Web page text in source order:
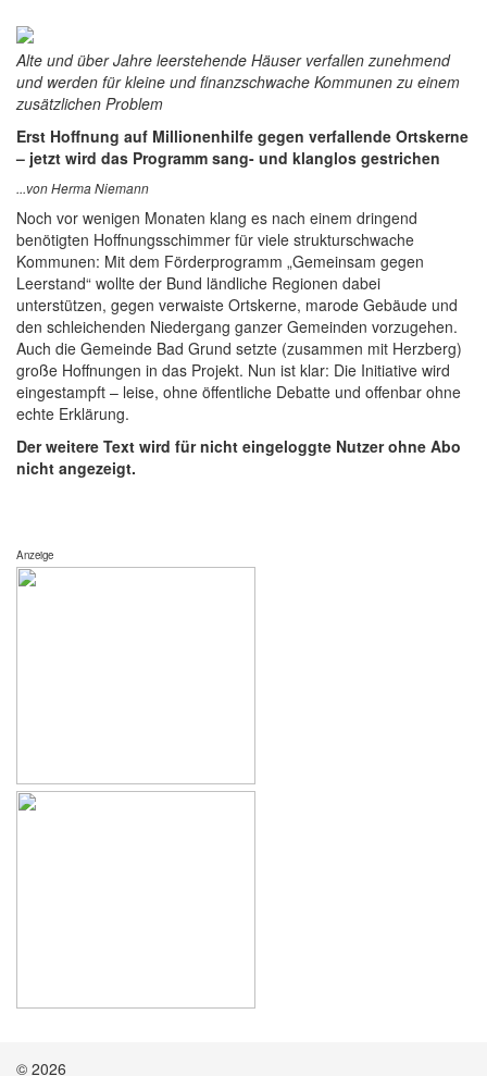
Alte und über Jahre leerstehende Häuser verfallen zunehmend
und werden für kleine und finanzschwache Kommunen zu einem
zusätzlichen Problem
Erst Hoffnung auf Millionenhilfe gegen verfallende Ortskerne
– jetzt wird das Programm sang- und klanglos gestrichen
...von Herma Niemann
Noch vor wenigen Monaten klang es nach einem dringend
benötigten Hoffnungsschimmer für viele strukturschwache
Kommunen: Mit dem Förderprogramm „Gemeinsam gegen
Leerstand“ wollte der Bund ländliche Regionen dabei
unterstützen, gegen verwaiste Ortskerne, marode Gebäude und
den schleichenden Niedergang ganzer Gemeinden vorzugehen.
Auch die Gemeinde Bad Grund setzte (zusammen mit Herzberg)
große Hoffnungen in das Projekt. Nun ist klar: Die Initiative wird
eingestampft – leise, ohne öffentliche Debatte und offenbar ohne
echte Erklärung.
Der weitere Text wird für nicht eingeloggte Nutzer ohne Abo
nicht angezeigt.
Anzeige
© 2026